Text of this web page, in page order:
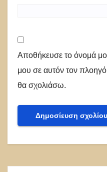
Αποθήκευσε το όνομά
μου σε αυτόν τον
θα σχολιάσω.